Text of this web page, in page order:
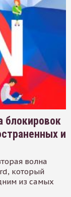
блокировок
и
волна
который
из самых